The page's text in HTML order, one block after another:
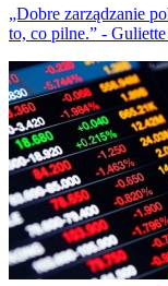
„Dobre zarządzanie
to, co pilne.” -